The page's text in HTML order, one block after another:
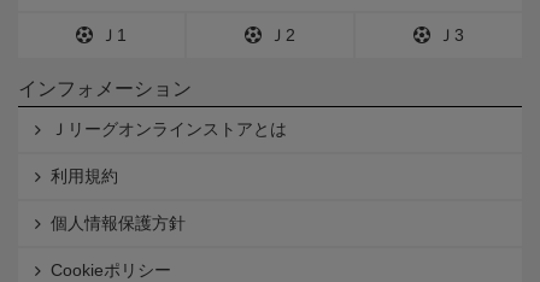
Ｊ1 Ｊ2 Ｊ3
インフォメーション
Ｊリーグオンラインストアとは
利用規約
個人情報保護方針
Cookieポリシー